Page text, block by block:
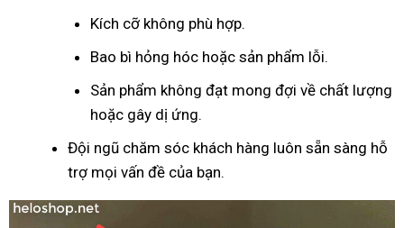
Kích cỡ không phù hợp.
Bao bì hỏng hóc hoặc sản phẩm lỗi.
Sản phẩm không đạt mong đợi về chất lượng
hoặc gây dị ứng.
Đội ngũ chăm sóc khách hàng luôn sẵn sàng hỗ
trợ mọi vấn đề của bạn.